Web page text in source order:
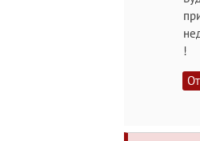
!